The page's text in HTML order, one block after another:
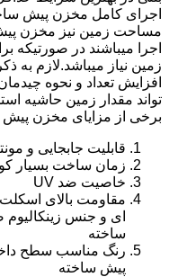
مساحت زمین نیز مخزن
اجرا میباشند در صورتیکه
زمین نیاز میباشد.لازم به
افزایش تعداد و نحوه
تواند مقدار زمین حاشیه
برخی از مزایای مخزن پیش
قابلیت جابجایی و
زمان ساخت بسیار
خاصیت ضد UV
مقاومت بالای
ای و جنس
ساخته
رنگ مناسب سطح
پیش ساخته